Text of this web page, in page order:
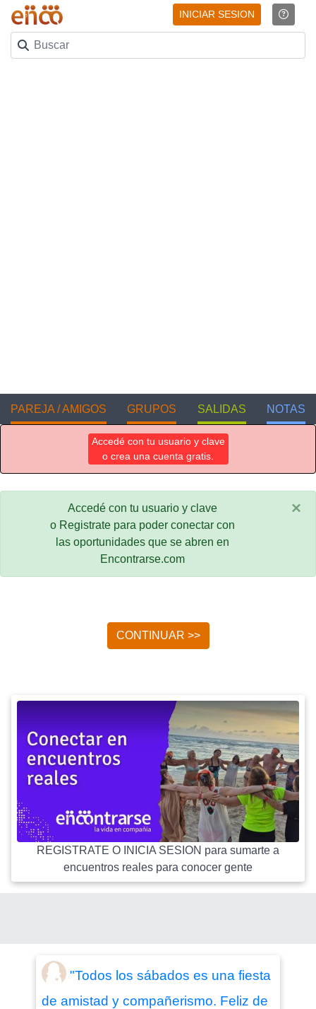
INICIAR SESION
PAREJA / AMIGOS GRUPOS SALIDAS NOTAS
Accedé con tu usuario y clave
o crea una cuenta gratis.
Accedé con tu usuario y clave
o Registrate para poder conectar con
las oportunidades que se abren en
Encontrarse.com
×
CONTINUAR >>
REGISTRATE O INICIA SESION para sumarte a
encuentros reales para conocer gente
"Todos los sábados es una fiesta
de amistad y compañerismo. Feliz de